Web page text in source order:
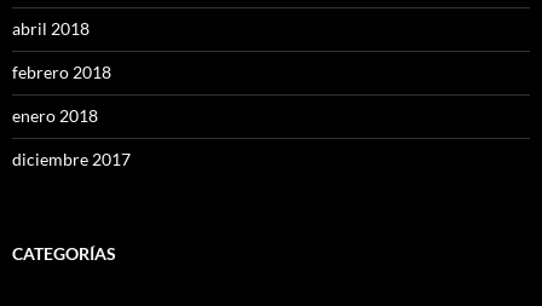
abril 2018
febrero 2018
enero 2018
diciembre 2017
CATEGORÍAS